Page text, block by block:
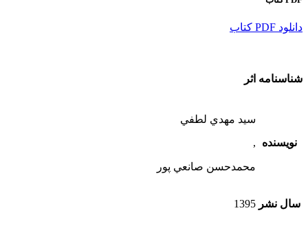
دانلود PDF كتاب
شناسنامه اثر
نویسنده
سيد مهدي لطفي
,
محمدحسن صانعي پور
سال نشر 1395